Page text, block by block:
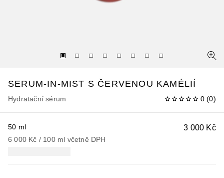
SERUM-IN-MIST S ČERVENOU KAMÉLIÍ
Hydratační sérum 0 (0)
3 000 Kč
50 ml
6 000 Kč / 100 ml včetně DPH